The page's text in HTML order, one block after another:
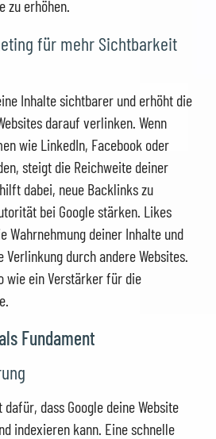
zu erhöhen.
für mehr Sichtbarkeit
Inhalte sichtbarer und erhöht die
darauf verlinken. Wenn
wie LinkedIn, Facebook oder
steigt die Reichweite deiner
dabei, neue Backlinks zu
bei Google stärken. Likes
Wahrnehmung deiner Inhalte und
durch andere Websites.
wie ein Verstärker für die
Fundament
dafür, dass Google deine Website
indexieren kann. Eine schnelle